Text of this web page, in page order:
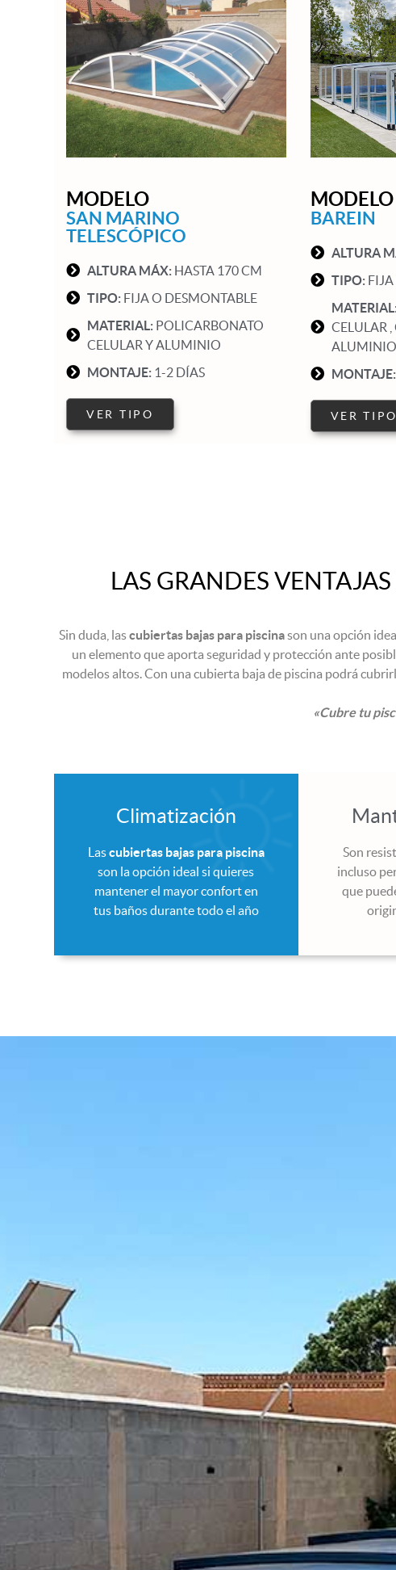
MODELO
SAN MARINO
TELESCÓPICO
ALTURA MÁX: HASTA 170 CM
TIPO: FIJA O DESMONTABLE
MATERIAL: POLICARBONATO
CELULAR Y ALUMINIO
MONTAJE: 1-2 DÍAS
VER TIPO
MODELO
BAREIN
ALTURA
TIPO:
CELULAR
ALUMINIO
MONTAJE:
VER TIPO
LAS GRANDES
Sin duda, lascubiertas bajas para piscinason una opción
un elemento que aporta seguridad y protección ante
modelos altos. Con una cubierta baja de piscina podrá
«Cubre tu
Climatización
Lascubiertas bajas para piscina
son la opción ideal si quieres
mantener el mayor confort en
tus baños durante todo el año
Son
incluso
que